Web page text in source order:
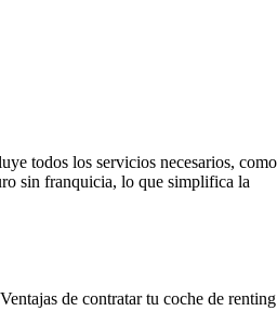
todos los servicios necesarios, como
sin franquicia, lo que simplifica la
Ventajas de contratar tu coche de renting